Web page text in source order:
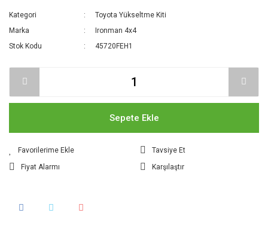
Kategori
Toyota Yükseltme Kiti
Marka
Ironman 4x4
Stok Kodu
45720FEH1
Sepete Ekle
Tavsiye Et
Fiyat Alarmı
Karşılaştır